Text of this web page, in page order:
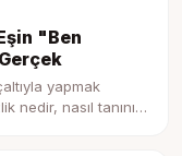
"Ben
yapmak
nedir, nasıl tanınır